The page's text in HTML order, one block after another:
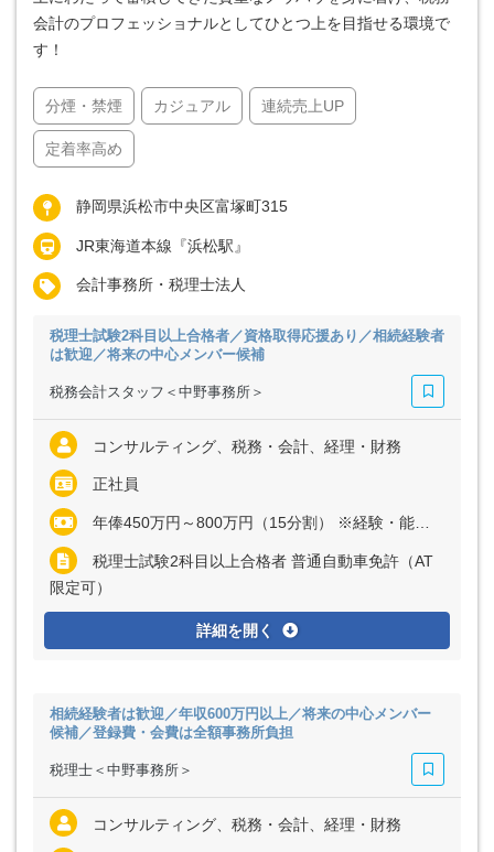
会計のプロフェッショナルとしてひとつ上を目指せる環境で
す！
分煙・禁煙 カジュアル 連続売上UP
定着率高め
静岡県浜松市中央区富塚町315
JR東海道本線『浜松駅』
会計事務所・税理士法人
税理士試験2科目以上合格者／資格取得応援あり／相続経験者
は歓迎／将来の中心メンバー候補
税務会計スタッフ＜中野事務所＞
コンサルティング、税務・会計、経理・財務
正社員
年俸450万円～800万円（15分割） ※経験・能力など考慮の上、決定いたします ※上記に固定残業代（月40時間分＝一律7万円）を含む ※超過分は別途全額支給
税理士試験2科目以上合格者 普通自動車免許（AT
限定可）
詳細を開く
相続経験者は歓迎／年収600万円以上／将来の中心メンバー
候補／登録費・会費は全額事務所負担
税理士＜中野事務所＞
コンサルティング、税務・会計、経理・財務